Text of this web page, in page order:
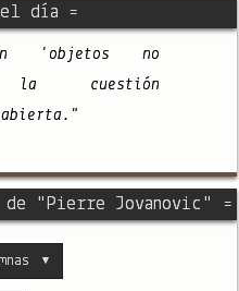
día =
'objetos no
la cuestión
abierta."
"Pierre Jovanovic" =
▼